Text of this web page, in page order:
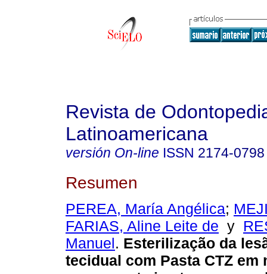
Revista de
Latinoamericana
versión On-line ISSN 2174-0798
Resumen
PEREA, María Angélica;
FARIAS, Aline Leite de y
Manuel. Esterilização da
tecidual com Pasta CTZ em